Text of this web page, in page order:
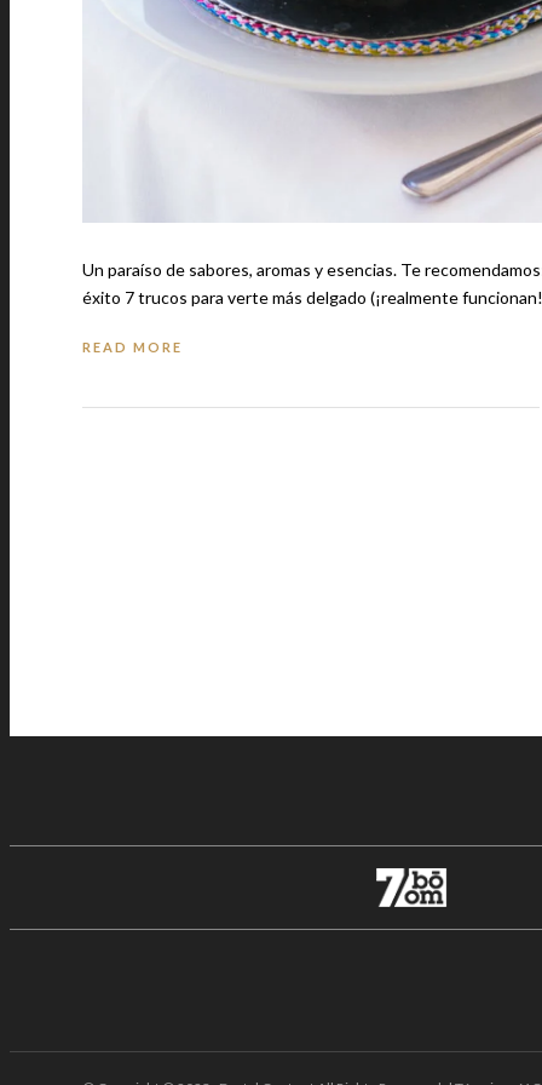
Un paraíso de sabores, aromas y esencias. Te recomendamos: 6 señales sobre la falta de madurez emocional y que te impiden alcanzar el
READ MORE